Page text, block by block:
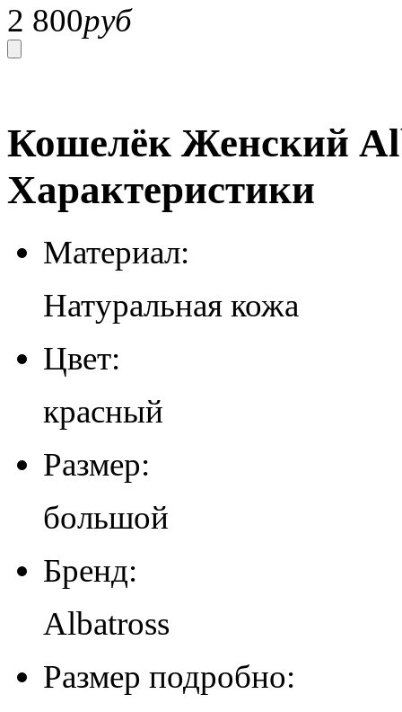
2 800руб
Кошелёк Женский
Характеристики
Материал:
Натуральная кожа
Цвет:
красный
Размер:
большой
Бренд:
Albatross
Размер подробно: